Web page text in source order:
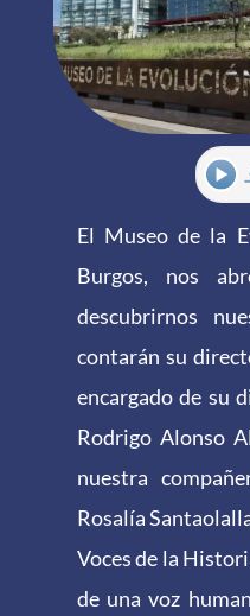
El Museo de la
Burgos, nos
descubrirnos
contarán su
encargado de su
Rodrigo Alonso
nuestra
Rosalía
Voces de la
de una voz